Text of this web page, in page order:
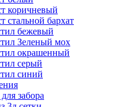
коричневый
стальной бархат
бежевый
Зеленый мох
окрашенный
серый
синий
забора